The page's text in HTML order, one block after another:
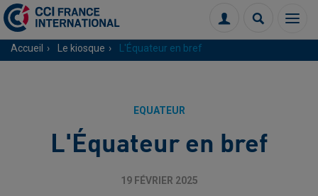
Menu
Connexion
Accueil Le kiosque L'Équateur en bref
EQUATEUR
L'Équateur en bref
19 FÉVRIER 2025